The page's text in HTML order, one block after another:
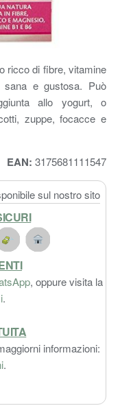
ricco di fibre, vitamine
sana e gustosa. Può
allo yogurt, o
zuppe, focacce e
EAN: 3175681111547
sul nostro sito
, oppure visita la
.
informazioni:
.